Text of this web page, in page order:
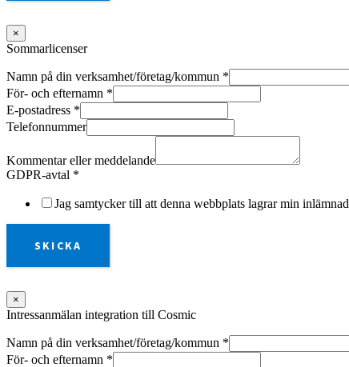
×
Sommarlicenser
Namn på din verksamhet/företag/kommun *
För- och efternamn *
E-postadress *
Telefonnummer
Kommentar eller meddelande
GDPR-avtal *
Jag samtycker till att denna webbplats lagrar min
SKICKA
×
Intressanmälan integration till Cosmic
Namn på din verksamhet/företag/kommun *
För- och efternamn *